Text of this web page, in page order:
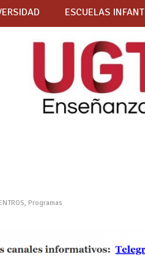
ESCUELAS
, Programas